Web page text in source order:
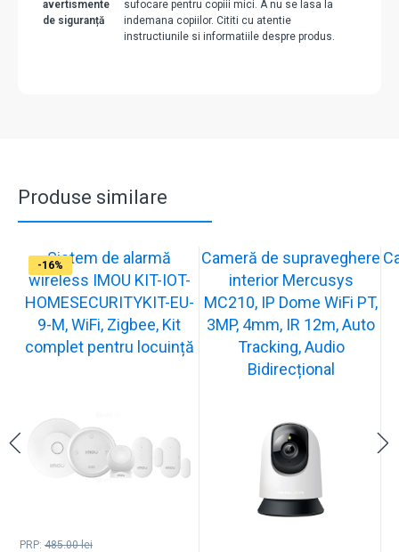
avertismente
de siguranță
sufocare pentru copiii mici. A nu se lasa la
indemana copiilor. Cititi cu atentie
instructiunile si informatiile despre produs.
Produse similare
-31%
Sistem de alarmă
wireless IMOU KIT-IOT-
HOMESECURITYKIT-EU-
9-M, WiFi, Zigbee, Kit
complet pentru locuință
PRP: 485.00lei
-19%
Cameră de supraveghere
interior Mercusys
MC210, IP Dome WiFi PT,
3MP, 4mm, IR 12m, Auto
Tracking, Audio
Bidirecțional
-21%
-13%
-15%
-20%
-12%
-13%
-16%